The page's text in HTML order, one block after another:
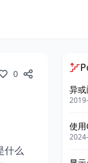
0
什么
异
使